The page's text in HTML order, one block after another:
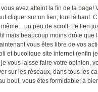
vous avez atteint la fin de la page!
cliquer sur un lien, tout là haut.
peu de scroll. Le lien
mais beaucoup moins drôle que
vous êtes libre de vos
et bucolique site internet (enfin
vous laisse faire votre opinion,
sur les réseaux, dans tous les
bout, vous êtes formidable; à